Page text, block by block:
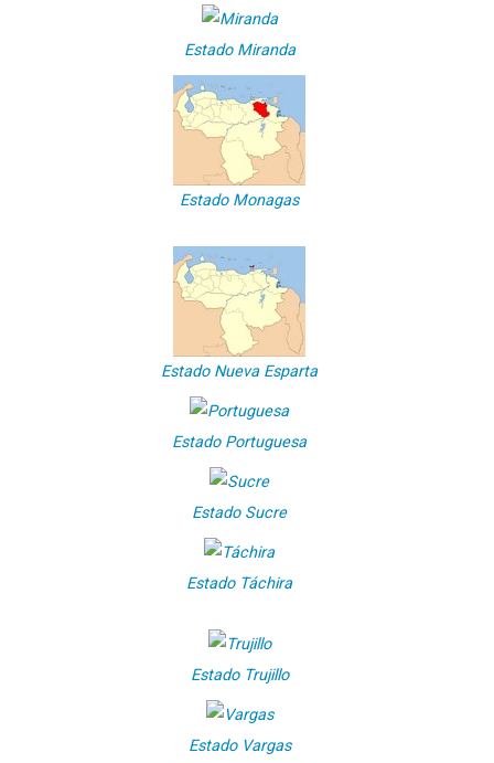
Estado Miranda
Estado Monagas
Estado Nueva Esparta
Estado Portuguesa
Estado Sucre
Estado Táchira
Estado Trujillo
Estado Vargas